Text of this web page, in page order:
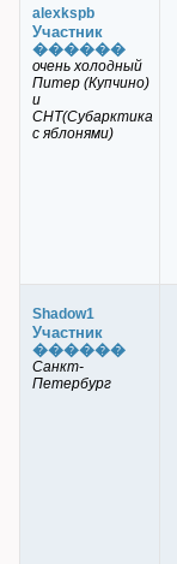
alexkspb
Участник
������
очень холодный
Питер (Купчино)
и
СНТ(Субарктика
с яблонями)
Shadow1
Участник
������
Санкт-
Петербург